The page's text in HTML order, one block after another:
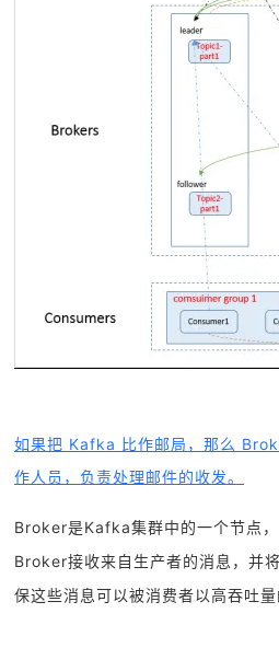
如果把 Kafka 比作邮局，那么
作人员，负责处理邮件的收发。
Broker是Kafka集群中的一个节点，
Broker接收来自生产者的消息，并
保这些消息可以被消费者以高吞吐量